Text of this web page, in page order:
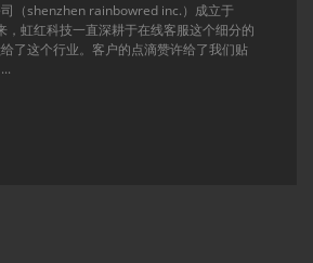
（shenzhen rainbowred inc.）成立于
虹红科技一直深耕于在线客服这个细分的
了这个行业。客户的点滴赞许给了我们贴